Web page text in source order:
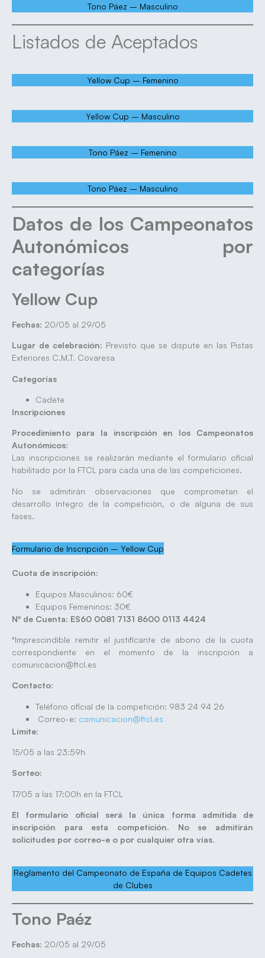
Tono Páez – Masculino
Listados de Aceptados
Yellow Cup – Femenino
Yellow Cup – Masculino
Tono Páez – Femenino
Tono Páez – Masculino
Datos de los Campeonatos
Autonómicos por
categorías
Yellow Cup
Fechas: 20/05 al 29/05
Lugar de celebración: Previsto que se dispute en las Pistas
Exteriores C.M.T. Covaresa
Categorías
Cadete
Inscripciones
Procedimiento para la inscripción en los Campeonatos
Autonómicos:
Las inscripciones se realizarán mediante el formulario oficial
habilitado por la FTCL para cada una de las competiciones.
No se admitirán observaciones que comprometan el
desarrollo íntegro de la competición, o de alguna de sus
fases.
Formulario de Inscripción – Yellow Cup
Cuota de inscripción:
Equipos Masculinos: 60€
Equipos Femeninos: 30€
Nº de Cuenta: ES60 0081 7131 8600 0113 4424
*Imprescindible remitir el justificante de abono de la cuota
correspondiente en el momento de la inscripción a
comunicacion@ftcl.es
Contacto:
Teléfono oficial de la competición: 983 24 94 26
Correo-e: comunicacion@ftcl.es
Límite:
15/05 a las 23:59h
Sorteo:
17/05 a las 17:00h en la FTCL
El formulario oficial será la única forma admitida de
inscripción para esta competición. No se admitirán
solicitudes por correo-e o por cualquier otra vías.
Reglamento del Campeonato de España de Equipos Cadetes
de Clubes
Tono Paéz
Fechas: 20/05 al 29/05